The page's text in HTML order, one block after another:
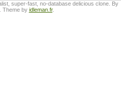
super-fast, no-database delicious clone. By
Theme by idleman.fr.